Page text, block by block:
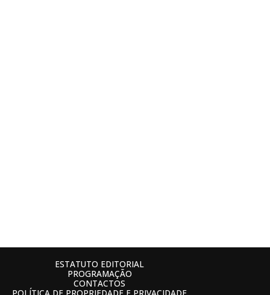
ESTATUTO EDITORIAL
PROGRAMAÇÃO
CONTACTOS